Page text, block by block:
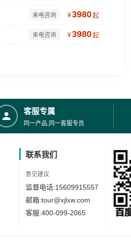
来电咨询 ¥3980起
来电咨询 ¥3980起
客服专属
同一产品,同一客服专员
联系我们
意见建议
监督电话:15609915557
邮箱:tour@xjlxw.com
客服:400-099-2065